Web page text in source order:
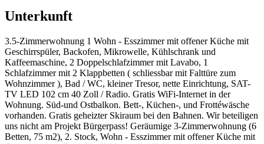
Unterkunft
3.5-Zimmerwohnung 1 Wohn - Esszimmer mit offener Küche mit
Geschirrspüler, Backofen, Mikrowelle, Kühlschrank und
Kaffeemaschine, 2 Doppelschlafzimmer mit Lavabo, 1
Schlafzimmer mit 2 Klappbetten ( schliessbar mit Falttüre zum
Wohnzimmer ), Bad / WC, kleiner Tresor, nette Einrichtung, SAT-
TV LED 102 cm 40 Zoll / Radio. Gratis WiFi-Internet in der
Wohnung. Süd-und Ostbalkon. Bett-, Küchen-, und Frottéwäsche
vorhanden. Gratis geheizter Skiraum bei den Bahnen. Wir beteiligen
uns nicht am Projekt Bürgerpass! Geräumige 3-Zimmerwohnung (6
Betten, 75 m2), 2. Stock, Wohn - Esszimmer mit offener Küche mit